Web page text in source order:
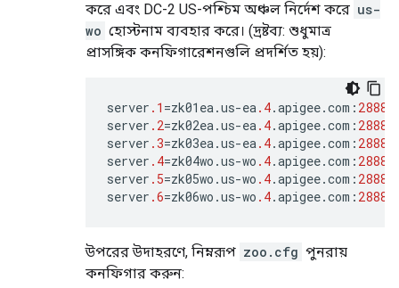
করে এবং DC-2 US-পশ্চিম অঞ্চল নির্দেশ করে us-
wo হোস্টনাম ব্যবহার করে। (দ্রষ্টব্য: শুধুমাত্র
প্রাসঙ্গিক কনফিগারেশনগুলি প্রদর্শিত হয়):
server .1 =zk01ea.us-ea.4.apigee.com : 2888
server .2=zk02ea.us-ea.4.apigee.com : 2888
server .3=zk03ea.us-ea.4.apigee.com : 2888
server .4=zk04wo .us-wo .4.apigee.com : 2888
server .5=zk05wo .us-wo .4.apigee.com : 2888
server .6=zk06wo .us-wo .4.apigee.com : 2888
উপরের উদাহরণে, নিম্নরূপ zoo.cfg পুনরায়
কনফিগার করুন: